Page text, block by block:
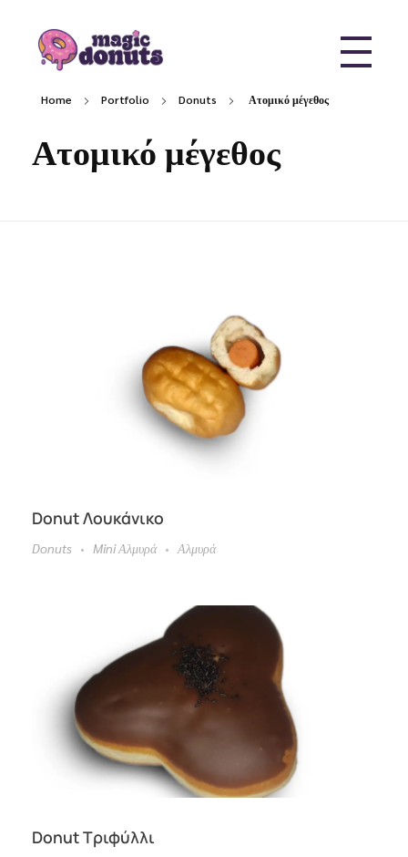
Home Portfolio Donuts Ατομικό μέγεθος
Ατομικό μέγεθος
Donut Λουκάνικο
Donuts Mini Αλμυρά Αλμυρά
Donut Τριφύλλι